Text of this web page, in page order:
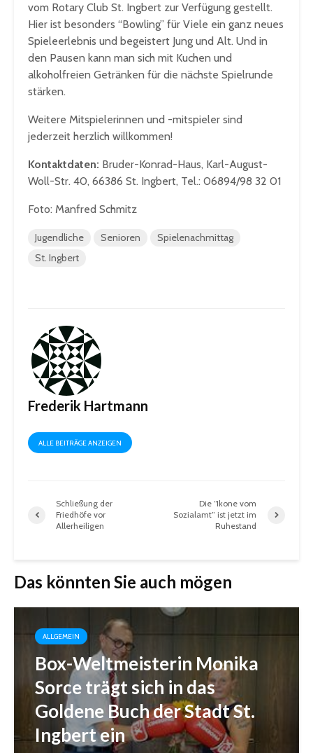
vom Rotary Club St. Ingbert zur Verfügung gestellt.
Hier ist besonders “Bowling” für Viele ein ganz neues
Spieleerlebnis und begeistert Jung und Alt. Und in
den Pausen kann man sich mit Kuchen und
alkoholfreien Getränken für die nächste Spielrunde
stärken.
Weitere Mitspielerinnen und -mitspieler sind
jederzeit herzlich willkommen!
Kontaktdaten: Bruder-Konrad-Haus, Karl-August-
Woll-Str. 40, 66386 St. Ingbert, Tel.: 06894/98 32 01
Foto: Manfred Schmitz
Jugendliche Senioren
Spielenachmittag
St. Ingbert
Frederik Hartmann
ALLE BEITRÄGE ANZEIGEN
Schließung der
Friedhöfe vor
Allerheiligen
Die “Ikone vom
Sozialamt” ist jetzt im
Ruhestand
Das könnten Sie auch mögen
ALLGEMEIN
Box-Weltmeisterin Monika
Sorce trägt sich in das
Goldene Buch der Stadt St.
Ingbert ein